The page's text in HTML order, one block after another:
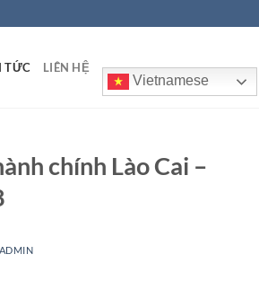
TỨC LIÊN HỆ
Vietnamese
chính Lào Cai –
ADMIN